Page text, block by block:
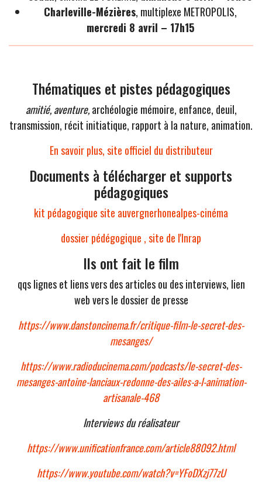
Charleville-Mézières, multiplexe METROPOLIS,
mercredi 8 avril – 17h15
Thématiques et pistes pédagogiques
amitié, aventure,archéologie mémoire, enfance, deuil,
transmission, récit initiatique, rapport à la nature, animation.
En savoir plus, site officiel du distributeur
Documents à télécharger et supports
pédagogiques
kit pédagogique site auvergnerhonealpes-cinéma
dossier pédégogique , site de l'Inrap
Ils ont fait le film
qqs lignes et liens vers des articles ou des interviews, lien
web vers le dossier de presse
https://www.danstoncinema.fr/critique-film-le-secret-des-
mesanges/
https://www.radioducinema.com/podcasts/le-secret-des-
mesanges-antoine-lanciaux-redonne-des-ailes-a-l-animation-
artisanale-468
Interviews du réalisateur
https://www.unificationfrance.com/article88092.html
https://www.youtube.com/watch?v=YFoDXzj77zU